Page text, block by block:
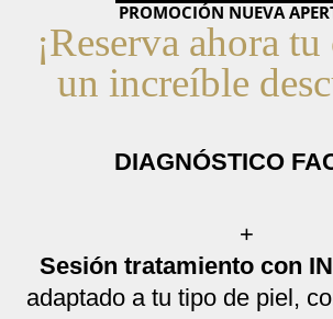
PROMOCIÓN NUEVA
¡Reserva ahora
un increíble
DIAGNÓSTICO
+
Sesión tratamiento con
adaptado a tu tipo de piel,